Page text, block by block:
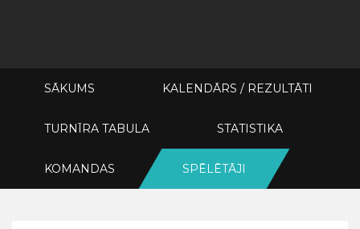
SĀKUMS KALENDĀRS / REZULTĀTI
TURNĪRA TABULA STATISTIKA
KOMANDAS SPĒLĒTĀJI